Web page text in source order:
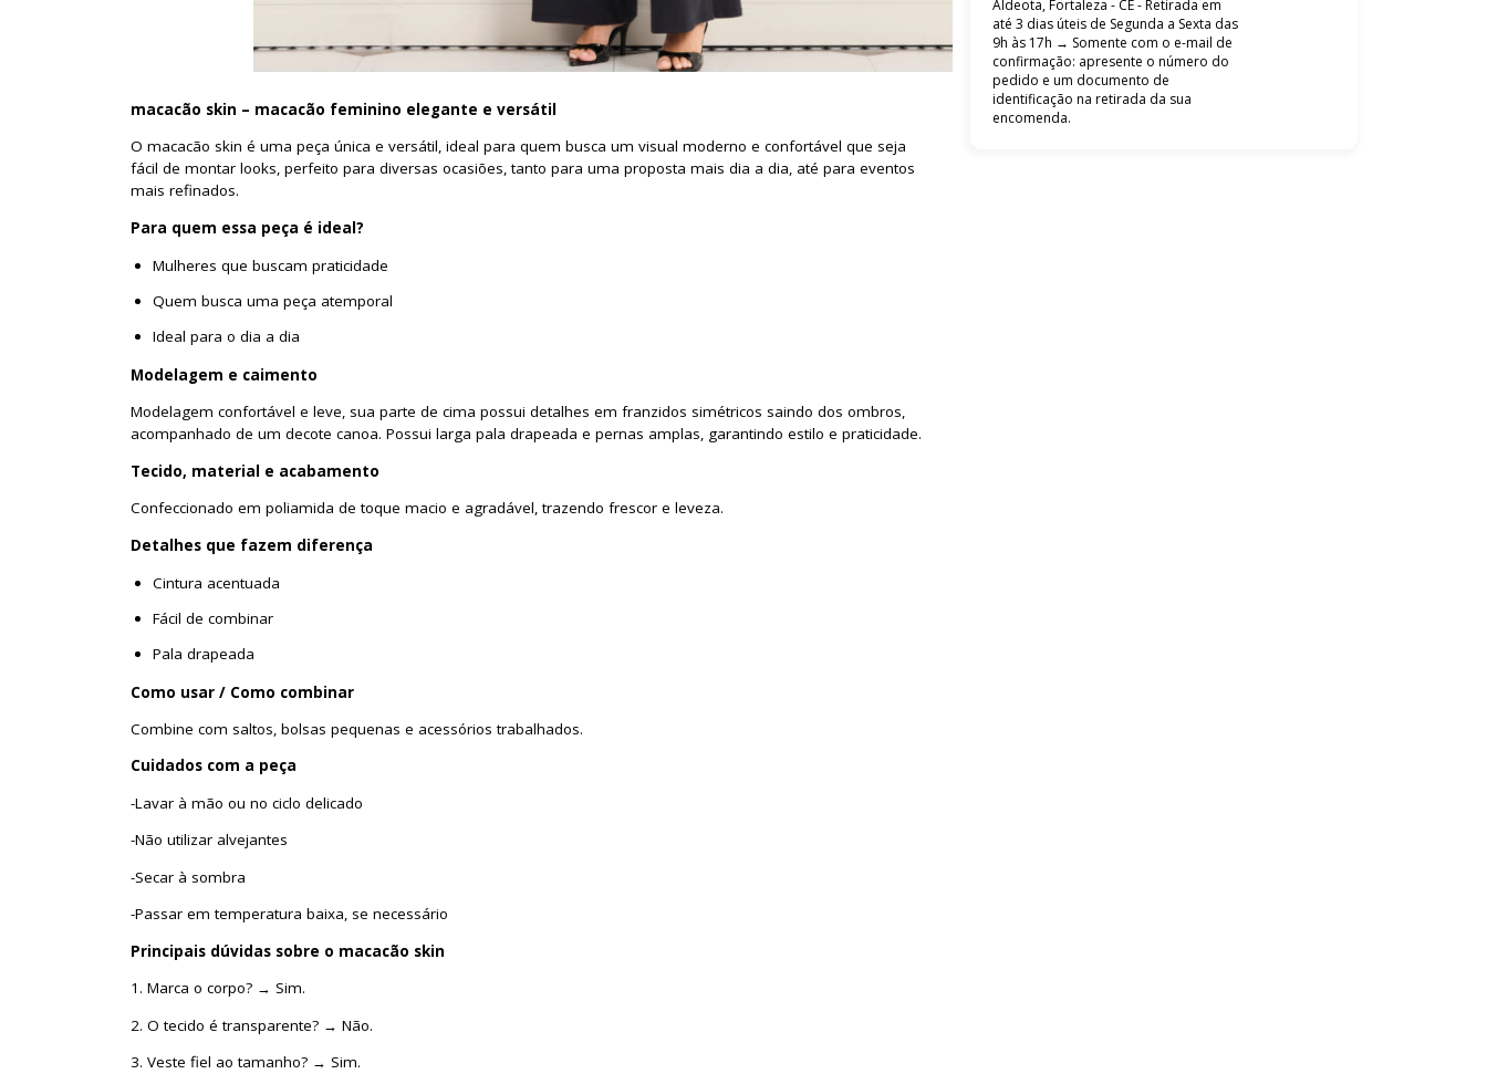
macacão skin – macacão feminino elegante e versátil
O macacão skin é uma peça única e versátil, ideal para quem busca um visual moderno e confortável que seja
fácil de montar looks, perfeito para diversas ocasiões, tanto para uma proposta mais dia a dia, até para eventos
mais refinados.
Para quem essa peça é ideal?
Mulheres que buscam praticidade
Quem busca uma peça atemporal
Ideal para o dia a dia
Modelagem e caimento
Modelagem confortável e leve, sua parte de cima possui detalhes em franzidos simétricos saindo dos ombros,
acompanhado de um decote canoa. Possui larga pala drapeada e pernas amplas, garantindo estilo e praticidade.
Tecido, material e acabamento
Confeccionado em poliamida de toque macio e agradável, trazendo frescor e leveza.
Detalhes que fazem diferença
Cintura acentuada
Fácil de combinar
Pala drapeada
Como usar / Como combinar
Combine com saltos, bolsas pequenas e acessórios trabalhados.
Cuidados com a peça
-Lavar à mão ou no ciclo delicado
-Não utilizar alvejantes
-Secar à sombra
-Passar em temperatura baixa, se necessário
Principais dúvidas sobre o macacão skin
1. Marca o corpo? → Sim.
2. O tecido é transparente? → Não.
3. Veste fiel ao tamanho? → Sim.
Aldeota, Fortaleza - CE - Retirada em
até 3 dias úteis de Segunda a Sexta das
9h às 17h → Somente com o e-mail de
confirmação: apresente o número do
pedido e um documento de
identificação na retirada da sua
encomenda.